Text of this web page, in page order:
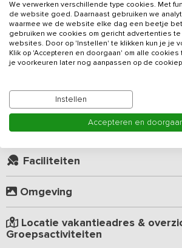
personen voorzien van 6 slaapkamers.
de gezellige en knusse schuur zijn zoveel
elementen intact gebleven. Hierdoor is er
ontstaan tussen een ouderwetse
moderne groepsaccommodatie die van alle
In de grote groepsruimte vind je een
pits fornuis, koelkast en afwasmachine. Aan
gezellig hangen aan de bar die gemaakt is
boeren stamtafels waaraan je gezellig kunt
kletsen.
Buiten bevinden zich het terras en de
het groepsverblijf kun je een leuk spel gaan
bouwen of Jeu de boulen. Bij de
barbecue. Ook is er een kampvuurplek waar
Lees meer
Kamer indeling
Geverifieerde beoordelingen
Faciliteiten
Omgeving
Locatie vakantieadres &
Groepsactiviteiten
We verwerken verschillende type cookies. Met
de website goed. Daarnaast gebruiken we
waarmee we de website elke dag een beetje
gebruiken we cookies om gericht advertenties
websites. Door op 'Instellen' te klikken kun je je
Klik op 'Accepteren en doorgaan' om alle cookies
je voorkeuren later nog aanpassen op de
Instellen
Accepteren en